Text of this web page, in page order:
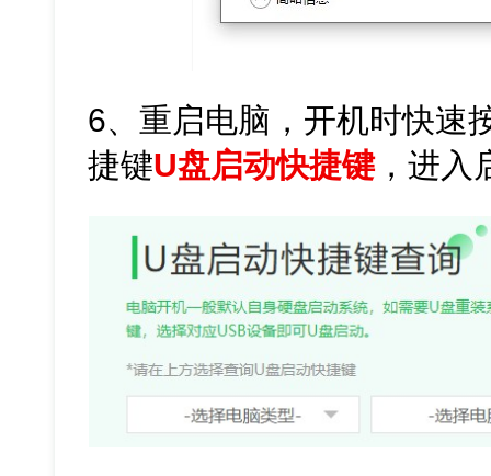
6、重启电脑，开机时快速
捷键U盘启动快捷键，进入